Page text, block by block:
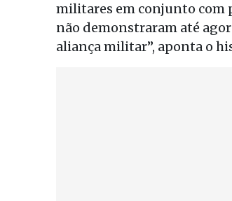
militares em conjunto com
não demonstraram até
aliança militar”, aponta o